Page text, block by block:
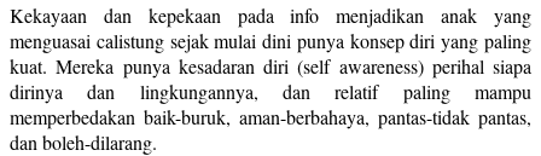
Kekayaan dan kepekaan pada info menjadikan anak yang
menguasai calistung sejak mulai dini punya konsep diri yang paling
kuat. Mereka punya kesadaran diri (self awareness) perihal siapa
dirinya dan lingkungannya, dan relatif paling mampu
memperbedakan baik-buruk, aman-berbahaya, pantas-tidak pantas,
dan boleh-dilarang.